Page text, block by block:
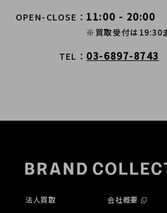
OPEN-CLOSE 11:00 - 20:00
※買取受付は19:30
TEL 03-6897-8743
法人買取
会社概要